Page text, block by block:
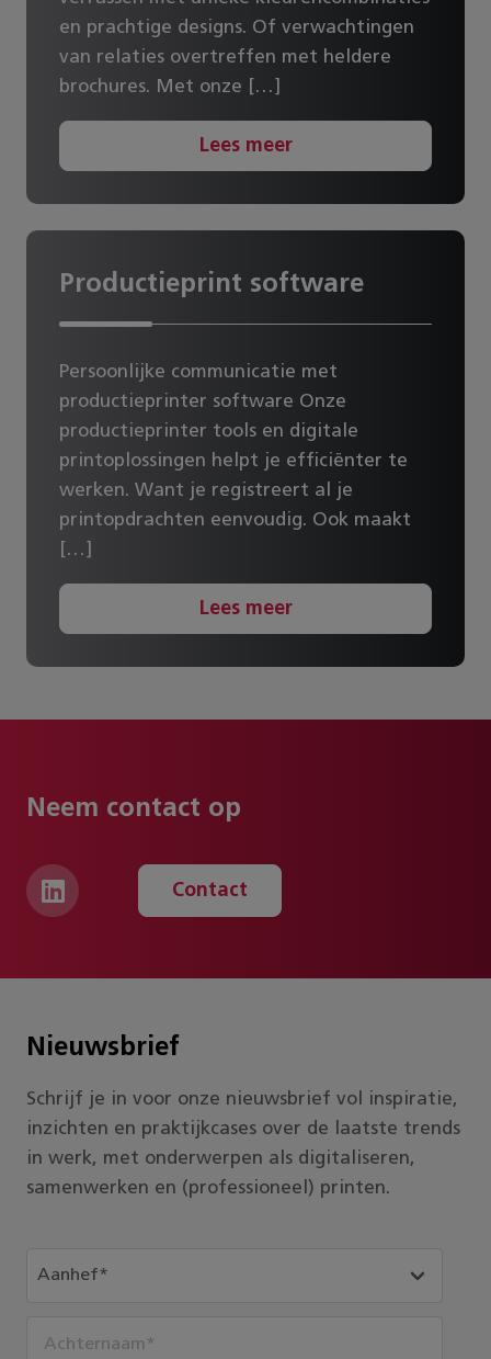
en prachtige designs. Of verwachtingen
van relaties overtreffen met heldere
brochures. Met onze […]
Lees meer
Productieprint software
Persoonlijke communicatie met
productieprinter software Onze
productieprinter tools en digitale
printoplossingen helpt je efficiënter te
werken. Want je registreert al je
printopdrachten eenvoudig. Ook maakt
[…]
Lees meer
Neem contact op
Contact
Nieuwsbrief
Schrijf je in voor onze nieuwsbrief vol inspiratie,
inzichten en praktijkcases over de laatste trends
in werk, met onderwerpen als digitaliseren,
samenwerken en (professioneel) printen.